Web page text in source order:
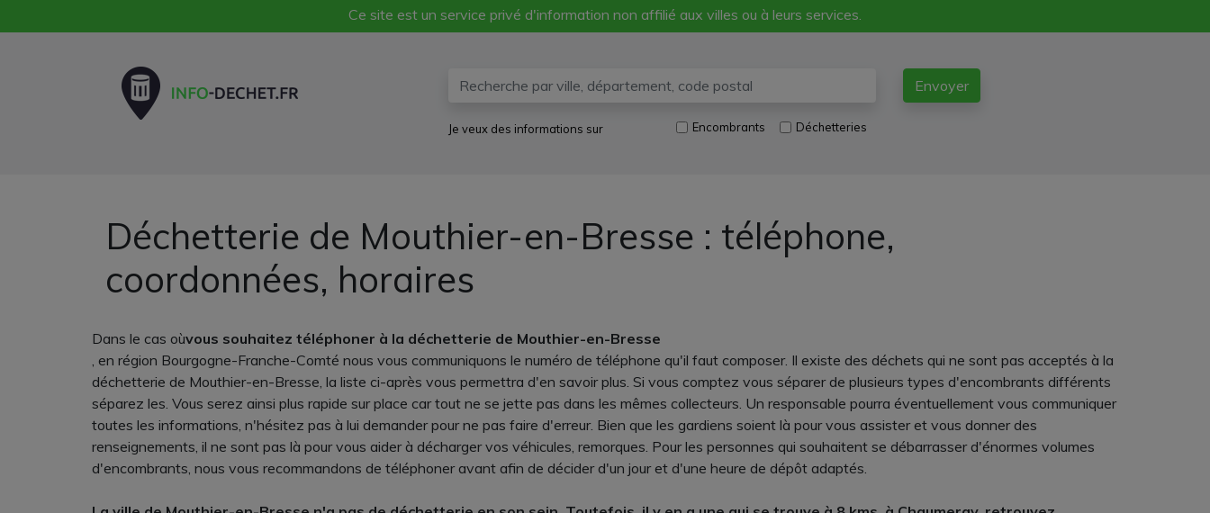
Ce site est un service privé d'information non affilié aux villes ou à leurs services.
Envoyer
Je veux des informations sur Encombrants Déchetteries
Déchetterie de Mouthier-en-Bresse : téléphone,
coordonnées, horaires
Dans le cas oùvous souhaitez téléphoner à la déchetterie de Mouthier-en-Bresse
, en région Bourgogne-Franche-Comté nous vous communiquons le numéro de téléphone qu'il faut composer. Il existe des déchets qui ne sont pas acceptés à la
déchetterie de Mouthier-en-Bresse, la liste ci-après vous permettra d'en savoir plus. Si vous comptez vous séparer de plusieurs types d'encombrants différents
séparez les. Vous serez ainsi plus rapide sur place car tout ne se jette pas dans les mêmes collecteurs. Un responsable pourra éventuellement vous communiquer
toutes les informations, n'hésitez pas à lui demander pour ne pas faire d'erreur. Bien que les gardiens soient là pour vous assister et vous donner des
renseignements, il ne sont pas là pour vous aider à décharger vos véhicules, remorques. Pour les personnes qui souhaitent se débarrasser d'énormes volumes
d'encombrants, nous vous recommandons de téléphoner avant afin de décider d'un jour et d'une heure de dépôt adaptés.